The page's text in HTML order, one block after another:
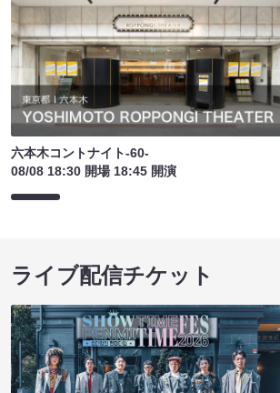
六本木コントナイト-60-
08/08 18:30 開場 18:45 開演
ライブ配信チケット